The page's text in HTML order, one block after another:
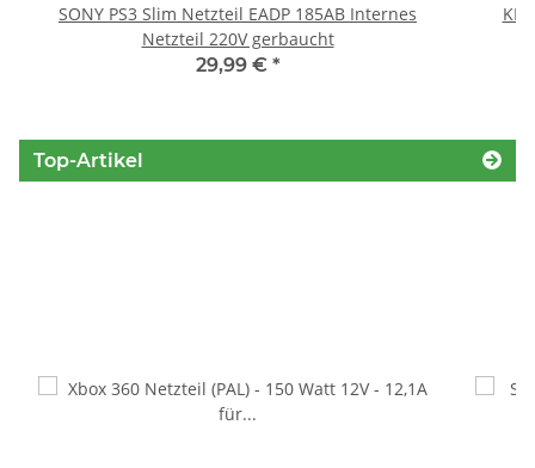
SONY PS3 Slim Netzteil EADP 185AB Internes
Netzteil 220V gerbaucht
29,99 € *
Top-Artikel